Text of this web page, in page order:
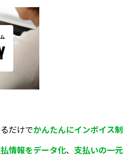
だけでかんたんにインボイス
情報をデータ化、 支払いの一